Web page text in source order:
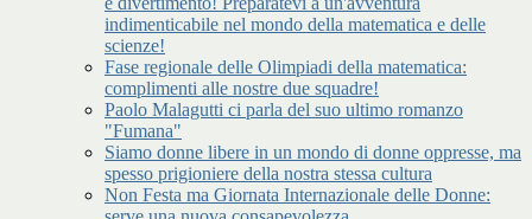
indimenticabile nel mondo della matematica e delle
scienze!
Fase regionale delle Olimpiadi della matematica:
complimenti alle nostre due squadre!
Paolo Malagutti ci parla del suo ultimo romanzo
"Fumana"
Siamo donne libere in un mondo di donne oppresse, ma
spesso prigioniere della nostra stessa cultura
Non Festa ma Giornata Internazionale delle Donne: